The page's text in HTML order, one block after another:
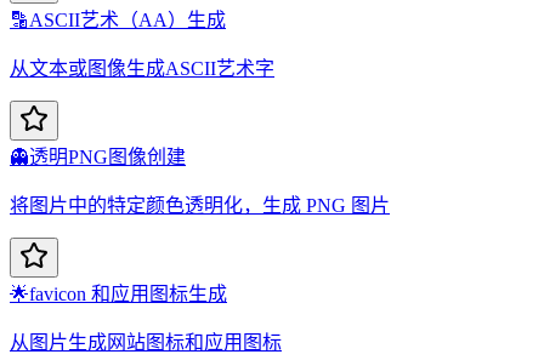
🔡ASCII艺术（AA）生成
从文本或图像生成ASCII艺术字
👻透明PNG图像创建
将图片中的特定颜色透明化，生成 PNG 图片
🌟favicon 和应用图标生成
从图片生成网站图标和应用图标